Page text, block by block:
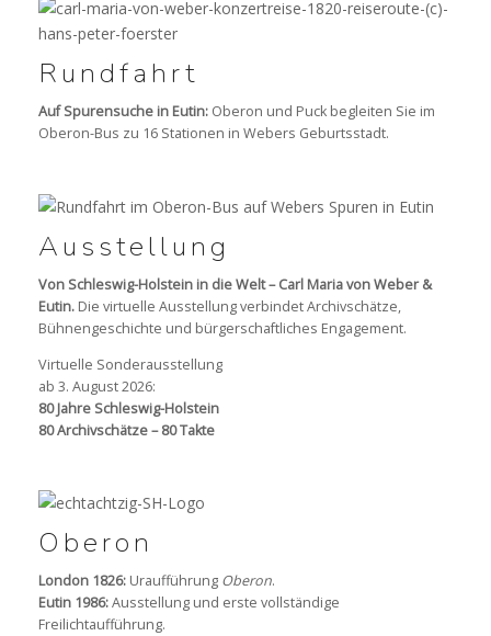
Rundfahrt
Auf Spurensuche in Eutin: Oberon und Puck begleiten Sie im
Oberon-Bus zu 16 Stationen in Webers Geburtsstadt.
Ausstellung
Von Schleswig-Holstein in die Welt – Carl Maria von Weber &
Eutin. Die virtuelle Ausstellung verbindet Archivschätze,
Bühnengeschichte und bürgerschaftliches Engagement.
Virtuelle Sonderausstellung
ab 3. August 2026:
80 Jahre Schleswig-Holstein
80 Archivschätze – 80 Takte
Oberon
London 1826: Uraufführung Oberon.
Eutin 1986:Ausstellung und erste vollständige
Freilichtaufführung.